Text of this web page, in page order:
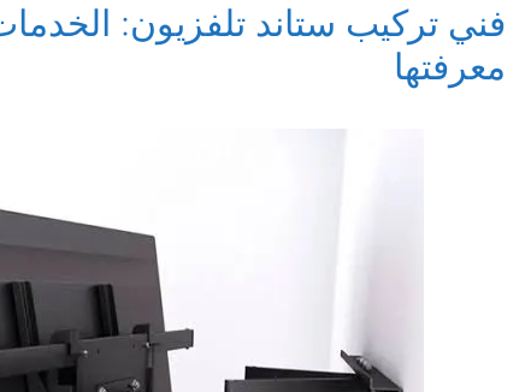
فني تركيب ستاند تلفزيون:
معرفتها